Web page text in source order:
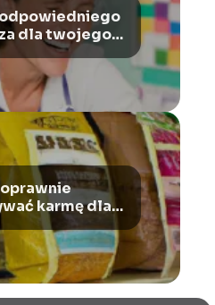
dla twojego
karmę dla